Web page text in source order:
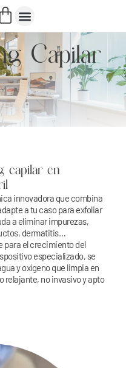
Capilar
capilar en
innovadora que combina
a tu caso para exfoliar
a eliminar impurezas,
dermatitis…
para el crecimiento del
especializado, se
y oxígeno que limpia en
relajante, no invasivo y apto